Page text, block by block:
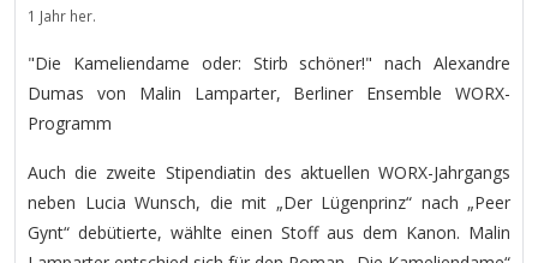
1 Jahr her.
"Die Kameliendame oder: Stirb schöner!" nach Alexandre
Dumas von Malin Lamparter, Berliner Ensemble WORX-
Programm
Auch die zweite Stipendiatin des aktuellen WORX-Jahrgangs
neben Lucia Wunsch, die mit „Der Lügenprinz“ nach „Peer
Gynt“ debütierte, wählte einen Stoff aus dem Kanon. Malin